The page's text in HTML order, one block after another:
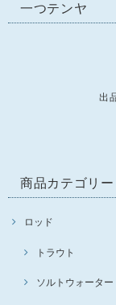
一つテンヤ
出
商品カテゴリー
ロッド
トラウト
ソルトウォーター